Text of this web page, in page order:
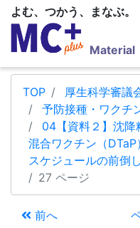
よむ、つかう、まなぶ。
Material
TOP
厚生科学審議
予防接種・ワクチ
04【資料２】沈降
混合ワクチン（
スケジュールの前倒
27 ページ
前へ